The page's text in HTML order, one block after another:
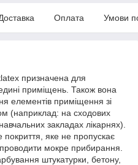
Оплата Умови
призначена для
приміщень. Також вона
елементів приміщення зі
(наприклад: на сходових
закладах лікарнях).
яке не пропускає
мокре прибирання.
штукатурки, бетону,